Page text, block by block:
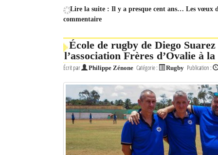
Lire la suite : Il y a presque cent ans… Les vœux
commentaire
École de rugby de Diego
l’association Frères d’Ovalie à la
Écrit par Philippe Zénone Catégorie : Rugby Publication :